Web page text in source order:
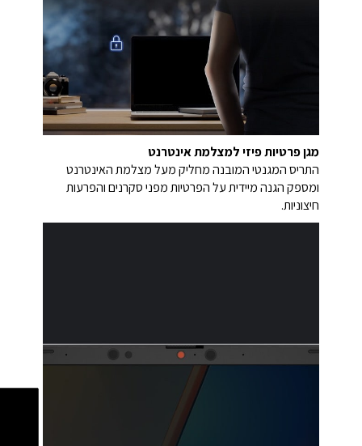
מגן פרטיות פיזי למצלמת אינטרנט
התריס המגנטי המובנה מחליק מעל מצלמת האינטרנט
ומספק הגנה מיידית על הפרטיות מפני סקרנים והפרעות
חיצוניות.